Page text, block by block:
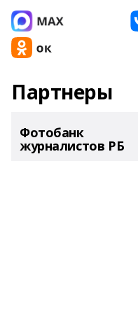
Партнеры
Фотобанк
журналистов РБ